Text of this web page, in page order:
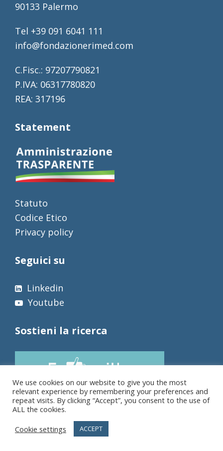
90133 Palermo
Tel +39 091 6041 111
info@fondazionerimed.com
C.Fisc.: 97207790821
P.IVA: 06317780820
REA: 317196
Statement
Statuto
Codice Etico
Privacy policy
Seguici su
Linkedin
Youtube
Sostieni la ricerca
We use cookies on our website to give you the most
relevant experience by remembering your preferences and
repeat visits. By clicking “Accept”, you consent to the use of
ALL the cookies.
Cookie settings
ACCEPT